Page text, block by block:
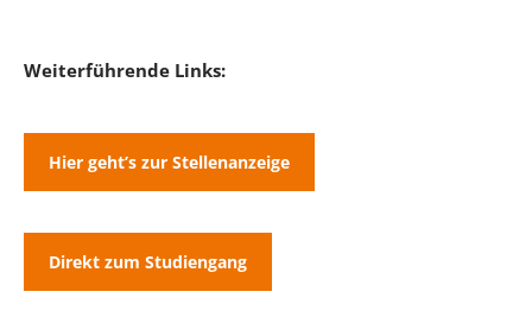
Weiterführende Links:
Hier geht’s zur Stellenanzeige
Direkt zum Studiengang